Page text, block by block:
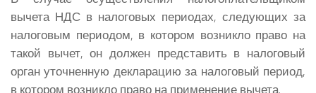
вычета НДС в налоговых периодах, следующих за
налоговым периодом, в котором возникло право на
такой вычет, он должен представить в налоговый
орган уточненную декларацию за налоговый период,
в котором возникло право на применение вычета.